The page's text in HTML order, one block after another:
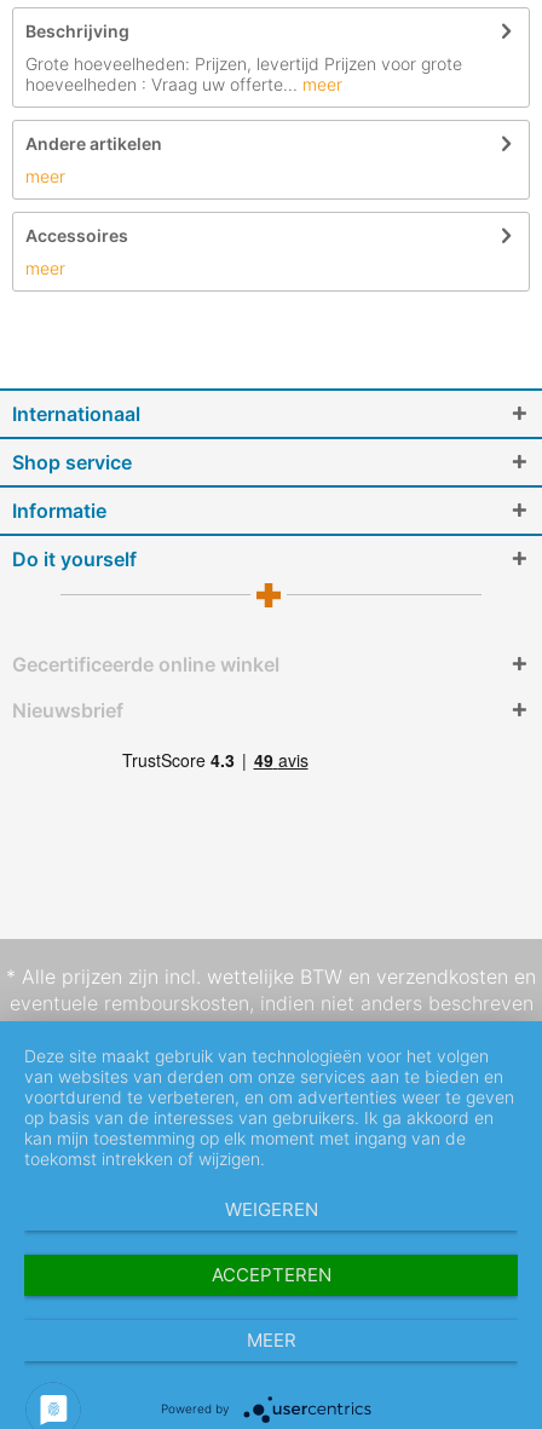
Beschrijving
Grote hoeveelheden: Prijzen, levertijd Prijzen voor grote
hoeveelheden : Vraag uw offerte... meer
Andere artikelen
meer
Accessoires
meer
Internationaal
Shop service
Informatie
Do it yourself
Gecertificeerde online winkel
Nieuwsbrief
* Alle prijzen zijn incl. wettelijke BTW en verzendkosten en
eventuele rembourskosten, indien niet anders beschreven
Deze site maakt gebruik van technologieën voor het volgen
van websites van derden om onze services aan te bieden en
voortdurend te verbeteren, en om advertenties weer te geven
op basis van de interesses van gebruikers. Ik ga akkoord en
kan mijn toestemming op elk moment met ingang van de
toekomst intrekken of wijzigen.
WEIGEREN
ACCEPTEREN
MEER
Powered by